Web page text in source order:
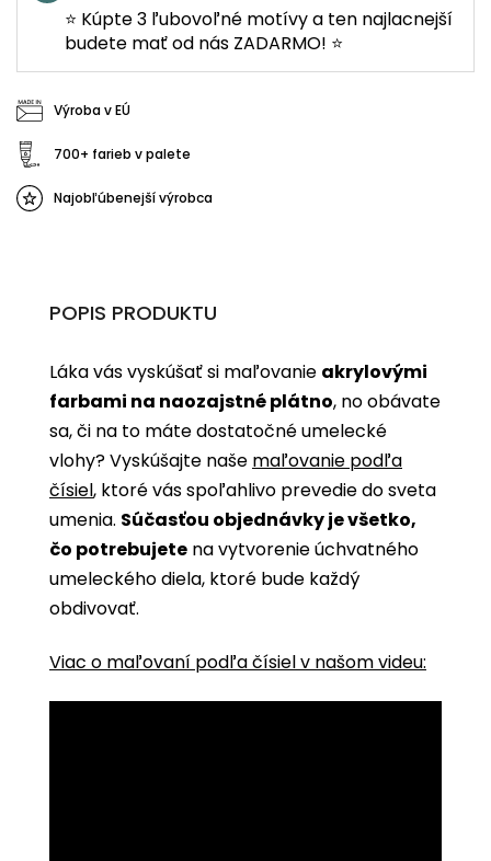
⭐ Kúpte 3 ľubovoľné motívy a ten najlacnejší
budete mať od nás ZADARMO! ⭐
Výroba v EÚ
700+ farieb v palete
Najobľúbenejší výrobca
POPIS PRODUKTU
Láka vás vyskúšať si maľovanie akrylovými
farbami na naozajstné plátno, no obávate
sa, či na to máte dostatočné umelecké
vlohy? Vyskúšajte naše maľovanie podľa
čísiel, ktoré vás spoľahlivo prevedie do sveta
umenia. Súčasťou objednávky je všetko,
čo potrebujete na vytvorenie úchvatného
umeleckého diela, ktoré bude každý
obdivovať.
Viac o maľovaní podľa čísiel v našom videu: